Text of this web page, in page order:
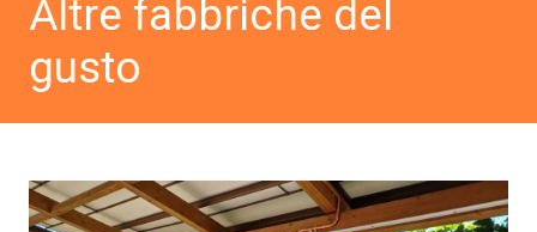
Altre fabbriche del
gusto